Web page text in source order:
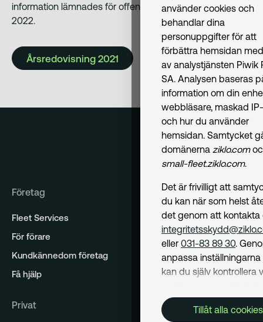
information lämnades för offentliggörande den 25 mars
2022.
Årsredovisning 2021
Företag
Fleet Services
För förare
Kundkännedom företag
Få hjälp
Privat
använder cookies och
behandlar dina
personuppgifter för att
förbättra hemsidan
av analystjänsten Piwik
SA. Analysen baseras
information om din
webbläsare, maskad
och hur du använder
hemsidan. Samtycket
domänerna ziklo.com
small-fleet.ziklo.com.
Det är frivilligt att
du kan när som helst
det genom att kontakta
eller 031-83 89 30.
anpassa
kan du själv kontrollera
Cookiepolicykan du
om hur vi använder
Tillåt alla cookies